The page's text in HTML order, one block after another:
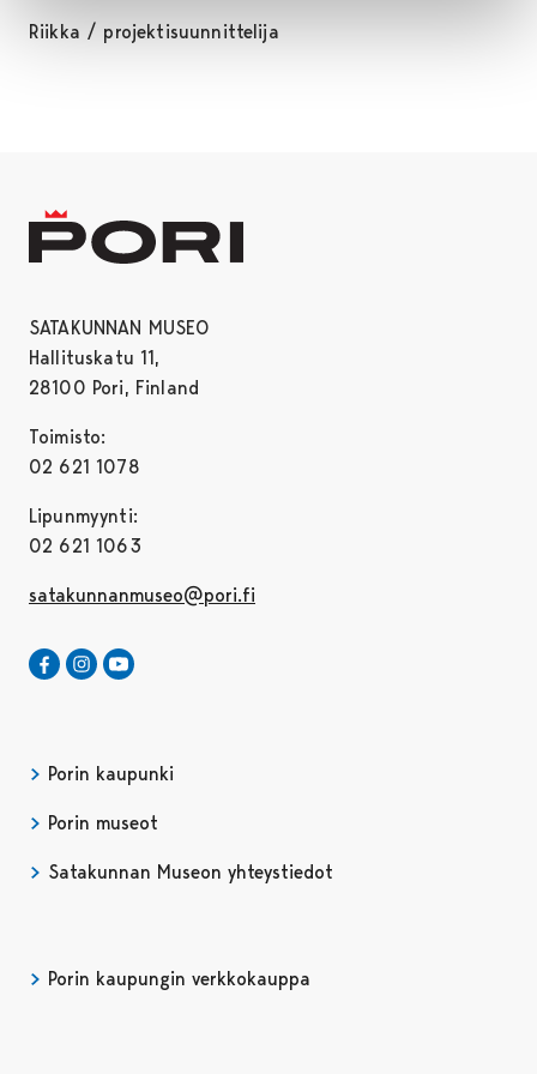
Riikka / projektisuunnittelija
SATAKUNNAN MUSEO
Hallituskatu 11,
28100 Pori, Finland
Toimisto:
02 621 1078
Lipunmyynti:
02 621 1063
satakunnanmuseo@pori.fi
Satakunnan Museo Facebookissa
Avautuu uudessa välilehdessä
Satakunnan Museo Instagrammissa
Avautuu uudessa välilehdessä
Porin kaupunki
Porin museot
Satakunnan Museon yhteystiedot
Porin kaupungin verkkokauppa